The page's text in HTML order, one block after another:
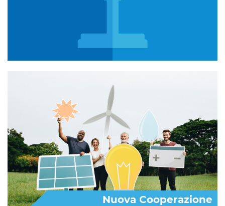
Nuova Cooperazione